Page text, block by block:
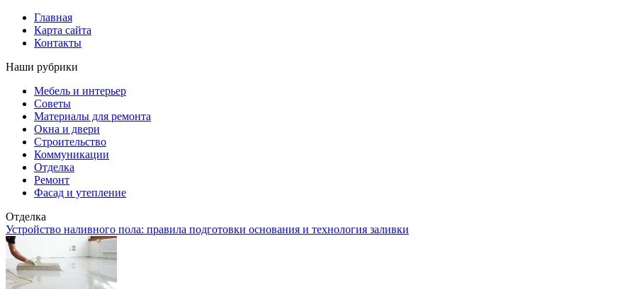
Главная
Карта сайта
Контакты
Наши рубрики
Мебель и интерьер
Советы
Материалы для ремонта
Окна и двери
Строительство
Коммуникации
Отделка
Ремонт
Фасад и утепление
Отделка
Устройство наливного пола: правила подготовки основания и технология заливки